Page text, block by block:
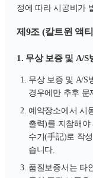
정에 따라 시공비가
제9조 (칼트윈 액
1. 무상 보증 및 A/S
무상 보증 및 A/S
경우에만 추후 문
예약장소에서 시
출력)를 지참해
수기(手記)로 작
습니다.
품질보증서는 타